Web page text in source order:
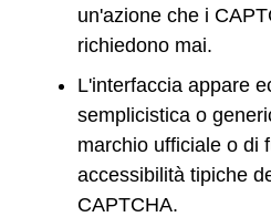
un'azione che i
richiedono mai.
L'interfaccia appare
semplicistica o
marchio ufficiale o di
accessibilità tipiche
CAPTCHA.